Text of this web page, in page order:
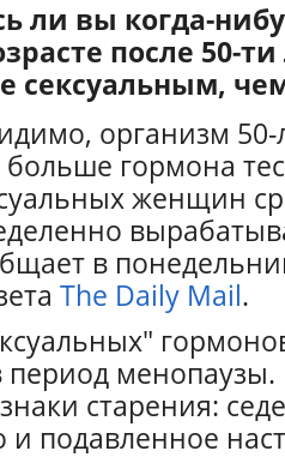
ли вы когда-
после 50-
сексуальным,
организм 50-
гормона
женщин
в
The Daily Mail.
период
старения:
и подавленное